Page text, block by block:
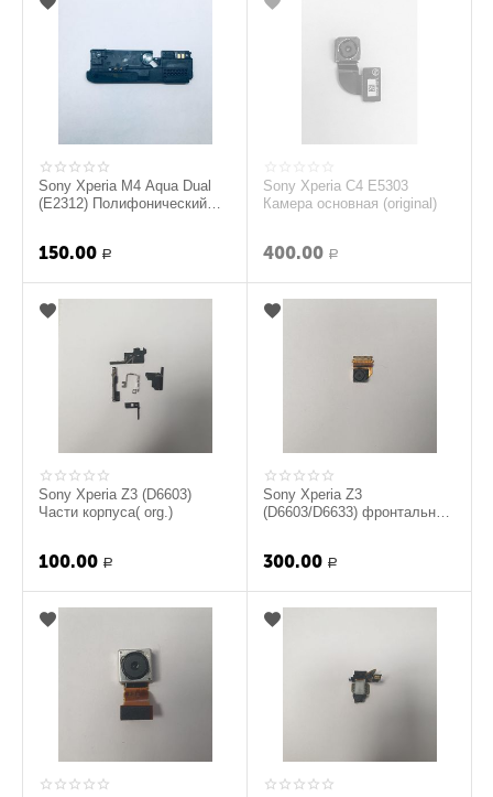
Sony Xperia M4 Aqua Dual
(E2312) Полифонический
150.00 Р
Sony Xperia C4 E5303
Камера основная (original)
400.00 Р
Sony Xperia Z3 (D6603)
Части корпуса( org.)
100.00 Р
Sony Xperia Z3
(D6603/D6633) фронтальная
300.00 Р